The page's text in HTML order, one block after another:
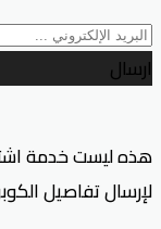
ارسال
هذه ليست خدمة
لإرسال تفاصيل